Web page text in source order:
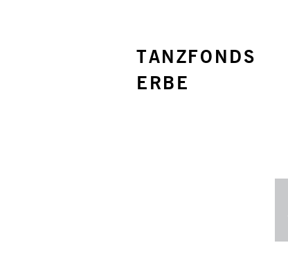
TANZFONDS
ERBE